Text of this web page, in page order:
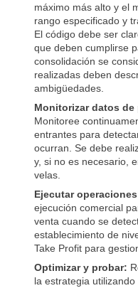
máximo más alto y el
rango especificado y
El código debe ser
que deben cumplirse
consolidación se
realizadas deben
ambigüedades.
Monitorizar datos
Monitoree
entrantes para
ocurran. Se debe
y, si no es necesario,
velas.
Ejecutar
ejecución comercial
venta cuando se
establecimiento de
Take Profit para
Optimizar y probar:
la estrategia